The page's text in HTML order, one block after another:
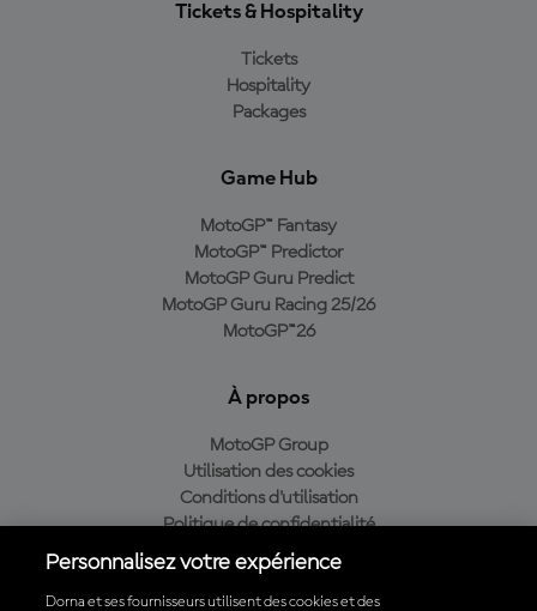
Tickets & Hospitality
Tickets
Hospitality
Packages
Game Hub
MotoGP™ Fantasy
MotoGP™ Predictor
MotoGP Guru Predict
MotoGP Guru Racing 25/26
MotoGP™26
À propos
MotoGP Group
Utilisation des cookies
Conditions d'utilisation
Politique de confidentialité
Politique d’achat
Personnalisez votre expérience
Dorna et ses fournisseurs utilisent des cookies et des